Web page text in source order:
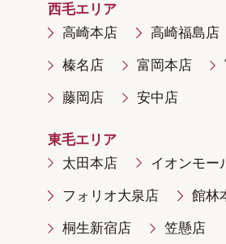
西毛エリア
高崎本店
高崎福島店
榛名店 富岡本店
藤岡店 安中店
東毛エリア
太田本店
イオンモー
フォリオ大泉店 館林
桐生新宿店 笠懸店